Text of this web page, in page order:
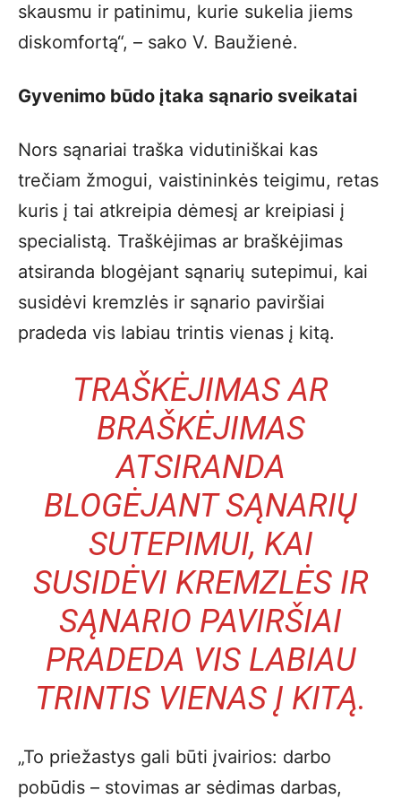
skausmu ir patinimu, kurie sukelia jiems
diskomfortą“, – sako V. Baužienė.
Gyvenimo būdo įtaka sąnario sveikatai
Nors sąnariai traška vidutiniškai kas
trečiam žmogui, vaistininkės teigimu, retas
kuris į tai atkreipia dėmesį ar kreipiasi į
specialistą. Traškėjimas ar braškėjimas
atsiranda blogėjant sąnarių sutepimui, kai
susidėvi kremzlės ir sąnario paviršiai
pradeda vis labiau trintis vienas į kitą.
TRAŠKĖJIMAS AR
BRAŠKĖJIMAS
ATSIRANDA
BLOGĖJANT SĄNARIŲ
SUTEPIMUI, KAI
SUSIDĖVI KREMZLĖS IR
SĄNARIO PAVIRŠIAI
PRADEDA VIS LABIAU
TRINTIS VIENAS Į KITĄ.
„To priežastys gali būti įvairios: darbo
pobūdis – stovimas ar sėdimas darbas,